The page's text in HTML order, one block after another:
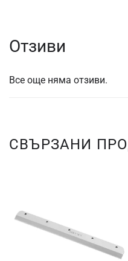
Отзиви
Все още няма отзиви.
СВЪРЗАНИ